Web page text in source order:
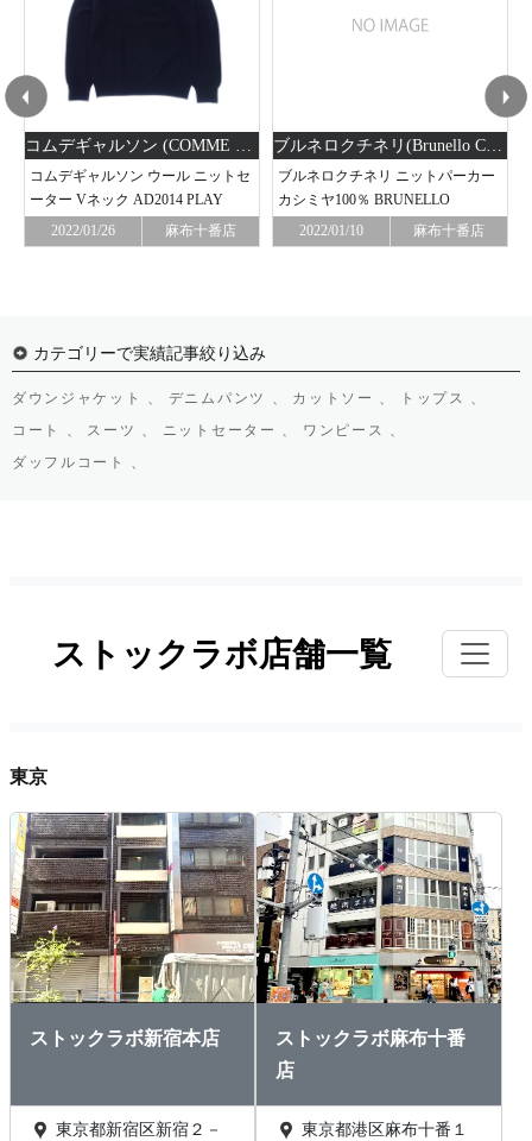
コムデギャルソン ウール ニットセ
ーター Vネック AD2014 PLAY
COMME DES GARCONS
2022/01/26 麻布十番店
ブルネロクチネリ ニットパーカー
カシミヤ100％ BRUNELLO
CUCINELLI
2022/01/10 麻布十番店
カテゴリーで実績記事絞り込み
ダウンジャケット 、 デニムパンツ 、 カットソー 、
トップス 、
コート 、
スーツ 、 ニットセーター 、
ワンピース 、
ダッフルコート 、
ストックラボ店舗一覧
東京
ストックラボ新宿本店
ストックラボ麻布十番
店
東京都港区麻布十番１